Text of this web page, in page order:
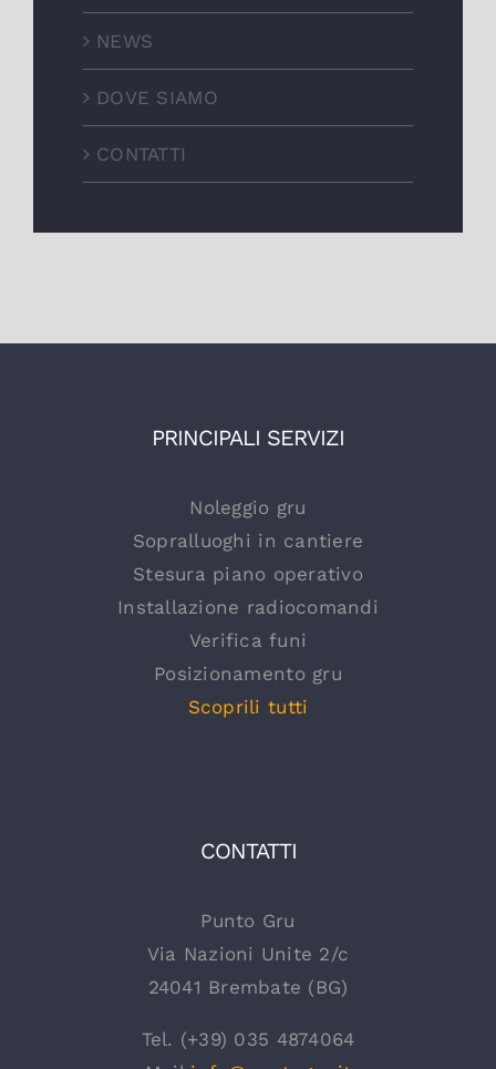
NEWS
DOVE SIAMO
CONTATTI
PRINCIPALI SERVIZI
Noleggio gru
Sopralluoghi in cantiere
Stesura piano operativo
Installazione radiocomandi
Verifica funi
Posizionamento gru
Scoprili tutti
CONTATTI
Punto Gru
Via Nazioni Unite 2/c
24041 Brembate (BG)
Tel. (+39) 035 4874064